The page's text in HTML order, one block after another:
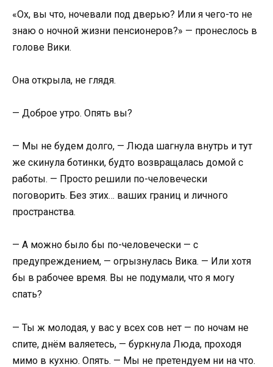
«Ох, вы что, ночевали под дверью? Или я чего-то не
знаю о ночной жизни пенсионеров?» — пронеслось в
голове Вики.
Она открыла, не глядя.
— Доброе утро. Опять вы?
— Мы не будем долго, — Люда шагнула внутрь и тут
же скинула ботинки, будто возвращалась домой с
работы. — Просто решили по-человечески
поговорить. Без этих… ваших границ и личного
пространства.
— А можно было бы по-человечески — с
предупреждением, — огрызнулась Вика. — Или хотя
бы в рабочее время. Вы не подумали, что я могу
спать?
— Ты ж молодая, у вас у всех сов нет — по ночам не
спите, днём валяетесь, — буркнула Люда, проходя
мимо в кухню. Опять. — Мы не претендуем ни на что.